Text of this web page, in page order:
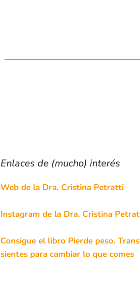
Enlaces de (mucho) interés
Web de la Dra. Cristina Petratti
Instagram de la Dra. Cristina
Consigue el libro Pierde peso.
sientes para cambiar lo que comes